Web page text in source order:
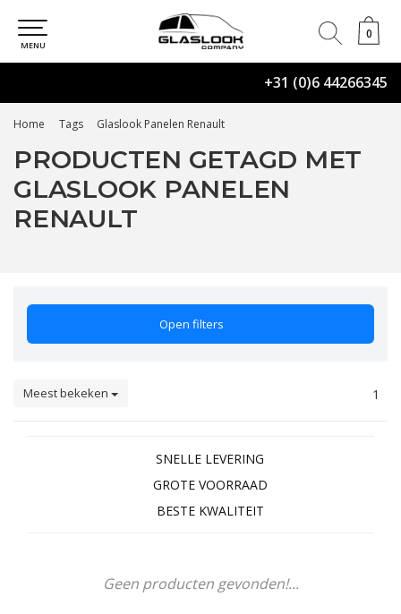
+31 (0)6 44266345
0
0
MENU
Home Tags Glaslook Panelen Renault
PRODUCTEN GETAGD MET
GLASLOOK PANELEN
RENAULT
Open filters
Meest bekeken 1
SNELLE LEVERING
GROTE VOORRAAD
BESTE KWALITEIT
Geen producten gevonden!...